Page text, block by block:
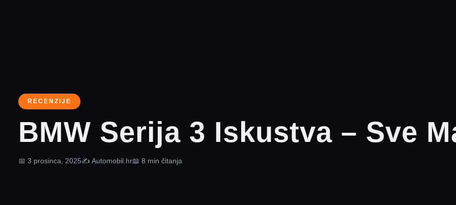
RECENZIJE
BMW Serija 3 Iskustva – Sve
📅 3 prosinca, 2025✍️ Automobil.hr📖 8 min čitanja